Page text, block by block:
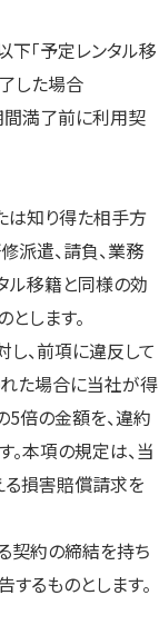
「予定レンタル移
した場合
満了前に利用契
は知り得た相手方
派遣、請負、業務
ル移籍と同様の効
します。
し、前項に違反して
た場合に当社が得
5倍の金額を、違約
本項の規定は、当
損害賠償請求を
契約の締結を持ち
るものとします。